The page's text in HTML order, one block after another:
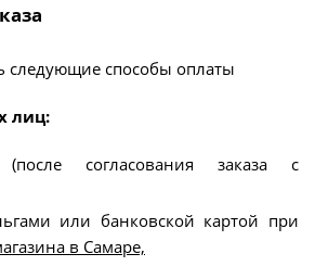
следующие способы оплаты
лиц:
(после согласования заказа с
или банковской картой при
в Самаре,